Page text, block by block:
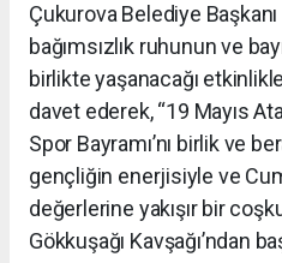
Çukurova Belediye
bağımsızlık ruhunun ve
birlikte yaşanacağı
davet ederek, “19 Mayıs
Spor Bayramı’nı birlik ve
gençliğin enerjisiyle ve
değerlerine yakışır bir
Gökkuşağı Kavşağı’ndan